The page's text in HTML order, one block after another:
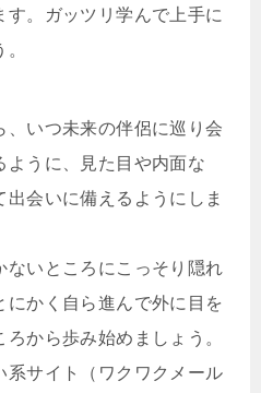
す。ガッツリ学んで上手に
いつ未来の伴侶に巡り会
ように、見た目や内面な
会いに備えるようにしま
ないところにこっそり隠れ
にかく自ら進んで外に目を
から歩み始めましょう。
系サイト（ワクワクメール